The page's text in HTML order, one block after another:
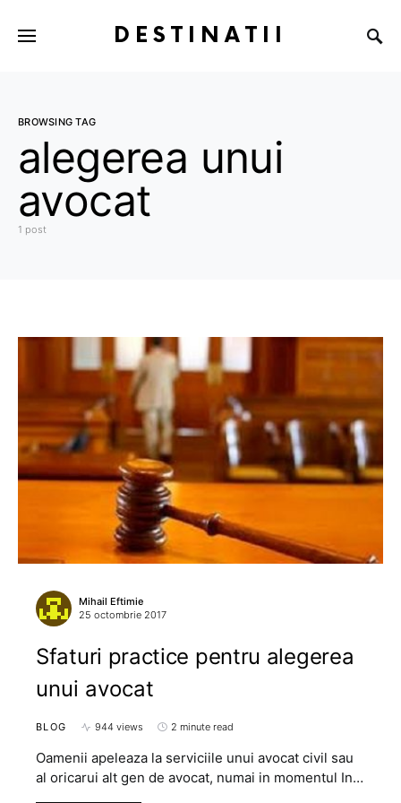
DESTINATII
BROWSING TAG
alegerea unui
avocat
1 post
Mihail Eftimie
25 octombrie 2017
Sfaturi practice pentru alegerea
unui avocat
BLOG 944 views 2 minute read
Oamenii apeleaza la serviciile unui avocat civil sau
al oricarui alt gen de avocat, numai in momentul In…